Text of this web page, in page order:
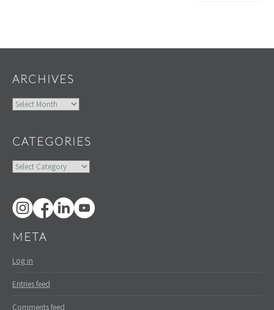
ARCHIVES
Archives
CATEGORIES
Categories
META
Log in
Entries feed
Comments feed